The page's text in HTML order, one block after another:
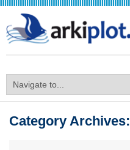
Category Archives: